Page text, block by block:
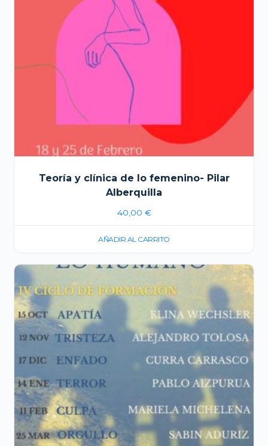
Teoría y clínica de lo femenino- Pilar
Alberquilla
40,00 €
AÑADIR AL CARRITO